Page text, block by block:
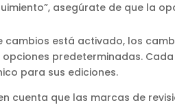
asegúrate de que la
cambios está activado, los
predeterminadas.
para sus ediciones.
cuenta que las marcas de